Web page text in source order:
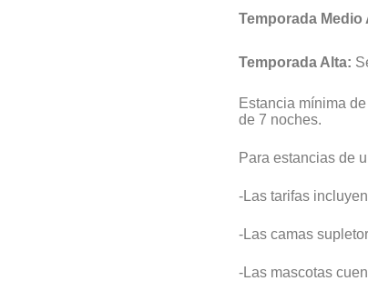
Temporada Medio
Temporada Alta:
Estancia mínima
de 7 noches.
Para estancias de
-Las tarifas
-Las camas
-Las mascotas